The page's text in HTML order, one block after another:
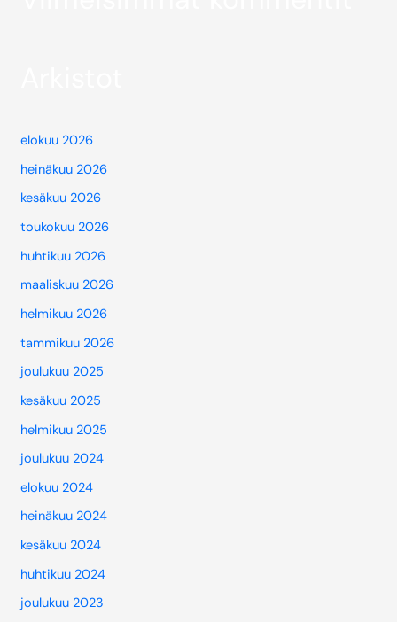
elokuu 2026
heinäkuu 2026
kesäkuu 2026
toukokuu 2026
huhtikuu 2026
maaliskuu 2026
helmikuu 2026
tammikuu 2026
joulukuu 2025
kesäkuu 2025
helmikuu 2025
joulukuu 2024
elokuu 2024
heinäkuu 2024
kesäkuu 2024
huhtikuu 2024
joulukuu 2023